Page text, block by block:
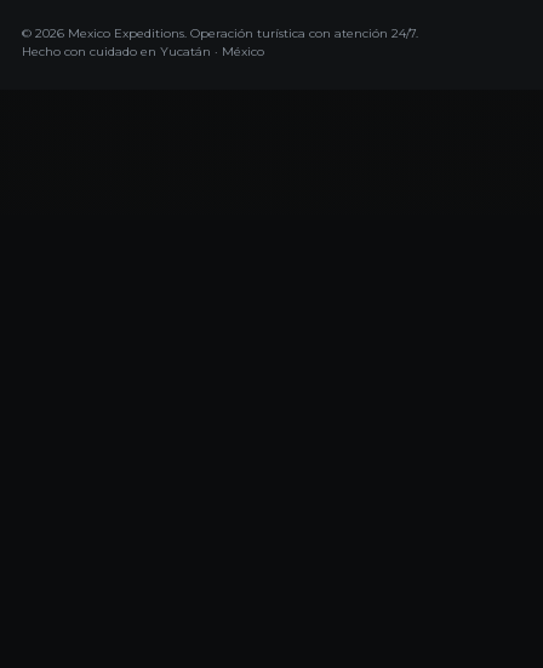
© 2026 Mexico Expeditions. Operación turística con atención 24/7.
Hecho con cuidado en Yucatán · México